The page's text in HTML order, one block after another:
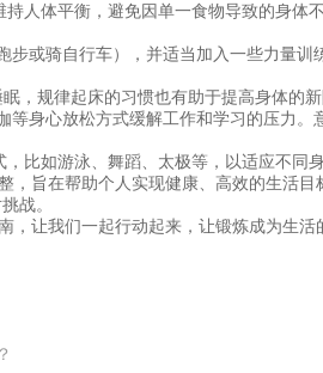
人体平衡，避免因单一食物导致的身
或骑自行车），并适当加入一些力量
，规律起床的习惯也有助于提高身体的新
身心放松方式缓解工作和学习的压力
比如游泳、舞蹈、太极等，以适应不同
，旨在帮助个人实现健康、高效的生活目
战。
让我们一起行动起来，让锻炼成为生活